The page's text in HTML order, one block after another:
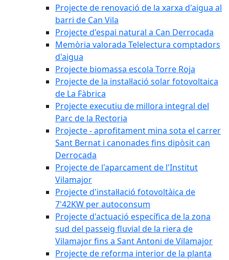
Projecte de renovació de la xarxa d'aigua al
barri de Can Vila
Projecte d'espai natural a Can Derrocada
Memòria valorada Telelectura comptadors
d'aigua
Projecte biomassa escola Torre Roja
Projecte de la instal·lació solar fotovoltaica
de La Fàbrica
Projecte executiu de millora integral del
Parc de la Rectoria
Projecte - aprofitament mina sota el carrer
Sant Bernat i canonades fins dipòsit can
Derrocada
Projecte de l'aparcament de l'Institut
Vilamajor
Projecte d'instal·lació fotovoltàica de
7'42KW per autoconsum
Projecte d'actuació específica de la zona
sud del passeig fluvial de la riera de
Vilamajor fins a Sant Antoni de Vilamajor
Projecte de reforma interior de la planta